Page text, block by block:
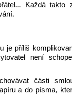
Každá takto
je příliš
není
části
a do písma,